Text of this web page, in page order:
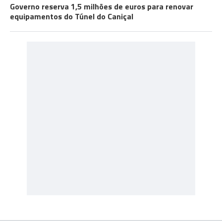
Governo reserva 1,5 milhões de euros para renovar
equipamentos do Túnel do Caniçal